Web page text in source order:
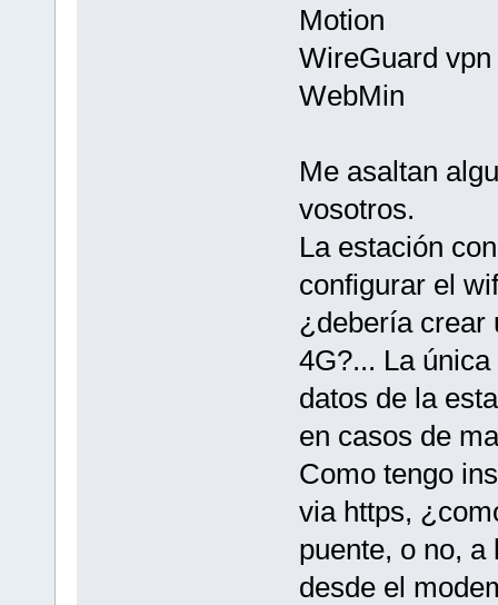
Motion
WireGuard vpn
WebMin
Me asaltan
vosotros.
La estación
configurar el
¿debería crear
4G?... La
datos de la
en casos de
Como tengo
via https,
puente, o no,
desde el